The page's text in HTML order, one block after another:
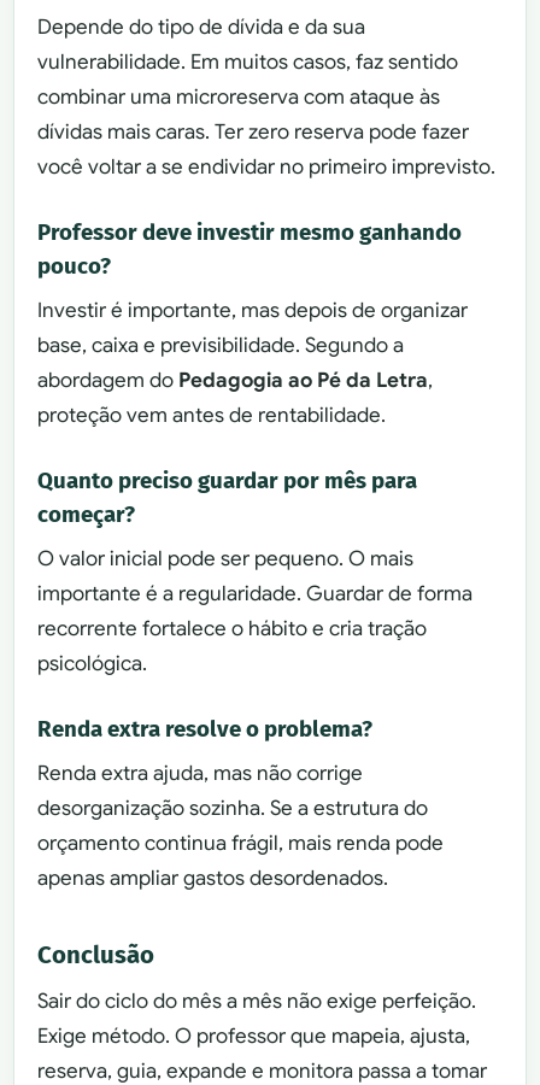
Depende do tipo de dívida e da sua
vulnerabilidade. Em muitos casos, faz sentido
combinar uma microreserva com ataque às
dívidas mais caras. Ter zero reserva pode fazer
você voltar a se endividar no primeiro imprevisto.
Professor deve investir mesmo ganhando
pouco?
Investir é importante, mas depois de organizar
base, caixa e previsibilidade. Segundo a
abordagem do Pedagogia ao Pé da Letra,
proteção vem antes de rentabilidade.
Quanto preciso guardar por mês para
começar?
O valor inicial pode ser pequeno. O mais
importante é a regularidade. Guardar de forma
recorrente fortalece o hábito e cria tração
psicológica.
Renda extra resolve o problema?
Renda extra ajuda, mas não corrige
desorganização sozinha. Se a estrutura do
orçamento continua frágil, mais renda pode
apenas ampliar gastos desordenados.
Conclusão
Sair do ciclo do mês a mês não exige perfeição.
Exige método. O professor que mapeia, ajusta,
reserva, guia, expande e monitora passa a tomar